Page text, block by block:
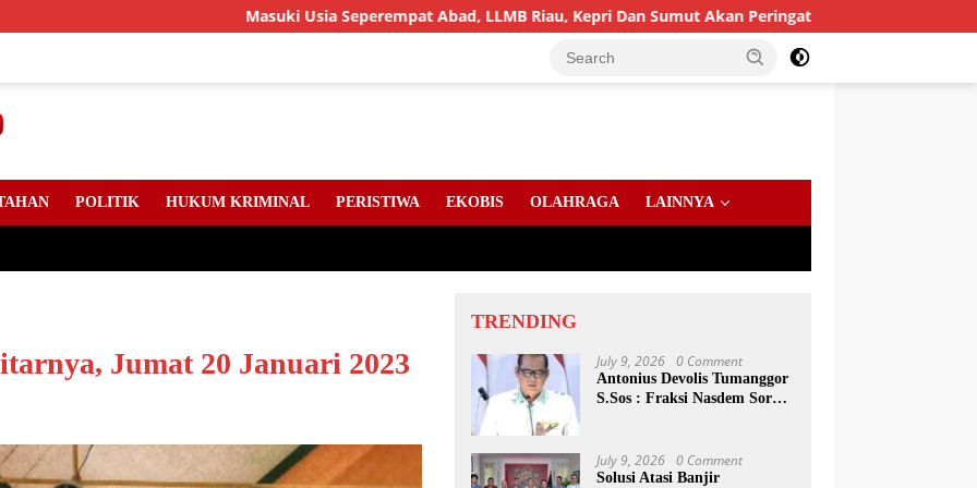
Masuki Usia Seperempat Abad, LLMB Riau, Kepri Dan Sumut Akan Peringati Harlah Ke-25
POLITIK HUKUM KRIMINAL PERISTIWA EKOBIS OLAHRAGA LAINNYA
Jumat 20 Januari 2023
TRENDING
July 9, 2026 0 Comment
Antonius Devolis Tumanggor
S.Sos : Fraksi Nasdem Soroti
July 9, 2026 0 Comment
Solusi Atasi Banjir